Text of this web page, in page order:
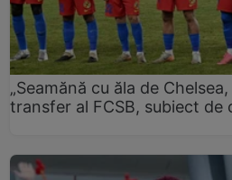
„Seamănă cu ăla de
transfer al FCSB, subiect de